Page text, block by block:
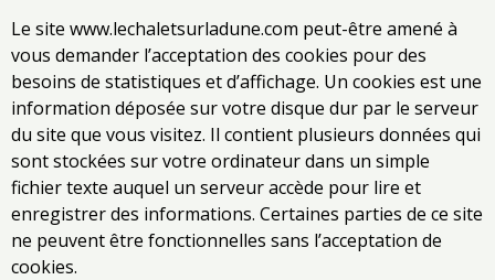
Le site www.lechaletsurladune.com peut-être amené à
vous demander l’acceptation des cookies pour des
besoins de statistiques et d’affichage. Un cookies est une
information déposée sur votre disque dur par le serveur
du site que vous visitez. Il contient plusieurs données qui
sont stockées sur votre ordinateur dans un simple
fichier texte auquel un serveur accède pour lire et
enregistrer des informations. Certaines parties de ce site
ne peuvent être fonctionnelles sans l’acceptation de
cookies.